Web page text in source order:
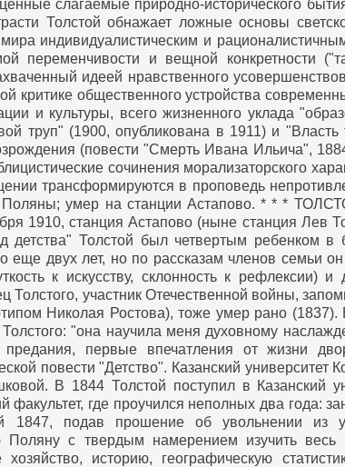
слагаемые природно-исторического
Толстой обнажает ложные основы
индивидуалистическим и
переменчивости и вещной конкретности
идеей нравственного
критике общественного устройства
и культуры, всего жизненного уклада
труп" (1900, опубликована в 1911) и
(повести "Смерть Ивана Ильича",
сочинения морализаторского
трансформируются в проповедь
умер на станции Астапово. * * *
1910, станция Астапово (ныне станция Лев
детства" Толстой был четвертым ребенком в
еще двух лет, но по рассказам членов семьи
к искусству, склонность к рефлексии)
Толстого, участник Отечественной войны,
Николая Ростова), тоже умер рано
"она научила меня духовному
первые впечатления от жизни
повести "Детство". Казанский университет
В 1844 Толстой поступил в Казанский
факультет, где проучился неполных два года:
1847, подав прошение об увольнении из
с твердым намерением изучить весь
историю, географическую